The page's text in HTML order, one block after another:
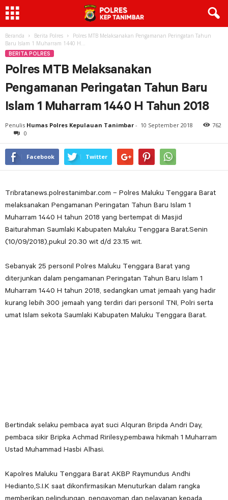
Beranda Berita Polres
Polres MTB Melaksanakan Pengamanan Peringatan Tahun
Baru Islam 1 Muharram 1440 H...
BERITA POLRES
Polres MTB Melaksanakan
Pengamanan Peringatan Tahun Baru
Islam 1 Muharram 1440 H Tahun 2018
Penulis Humas Polres Kepulauan Tanimbar - 10 September 2018
762
0
Facebook Twitter
Tribratanews.polrestanimbar.com – Polres Maluku Tenggara Barat
melaksanakan Pengamanan Peringatan Tahun Baru Islam 1
Muharram 1440 H tahun 2018 yang bertempat di Masjid
Baiturahman Saumlaki Kabupaten Maluku Tenggara Barat.Senin
(10/09/2018),pukul 20.30 wit d/d 23.15 wit.
Sebanyak 25 personil Polres Maluku Tenggara Barat yang
diterjunkan dalam pengamanan Peringatan Tahun Baru Islam 1
Muharram 1440 H tahun 2018, sedangkan umat jemaah yang hadir
kurang lebih 300 jemaah yang terdiri dari personil TNI, Polri serta
umat Islam sekota Saumlaki Kabupaten Maluku Tenggara Barat.
Bertindak selaku pembaca ayat suci Alquran Bripda Andri Day,
pembaca sikir Bripka Achmad Ririlesy,pembawa hikmah 1 Muharram
Ustad Muhammad Hasbi Alhasi.
Kapolres Maluku Tenggara Barat AKBP Raymundus Andhi
Hedianto,S.I.K saat dikonfirmasikan Menuturkan dalam rangka
memberikan pelindungan, pengayoman dan pelayanan kepada